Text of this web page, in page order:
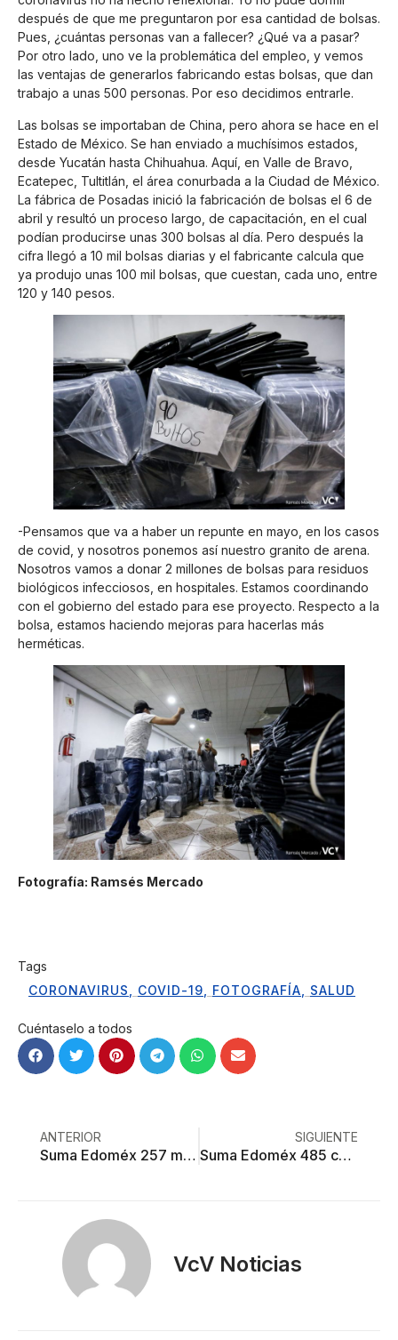
después de que me preguntaron por esa cantidad de bolsas.
Pues, ¿cuántas personas van a fallecer? ¿Qué va a pasar?
Por otro lado, uno ve la problemática del empleo, y vemos
las ventajas de generarlos fabricando estas bolsas, que dan
trabajo a unas 500 personas. Por eso decidimos entrarle.
Las bolsas se importaban de China, pero ahora se hace en el
Estado de México. Se han enviado a muchísimos estados,
desde Yucatán hasta Chihuahua. Aquí, en Valle de Bravo,
Ecatepec, Tultitlán, el área conurbada a la Ciudad de México.
La fábrica de Posadas inició la fabricación de bolsas el 6 de
abril y resultó un proceso largo, de capacitación, en el cual
podían producirse unas 300 bolsas al día. Pero después la
cifra llegó a 10 mil bolsas diarias y el fabricante calcula que
ya produjo unas 100 mil bolsas, que cuestan, cada uno, entre
120 y 140 pesos.
-Pensamos que va a haber un repunte en mayo, en los casos
de covid, y nosotros ponemos así nuestro granito de arena.
Nosotros vamos a donar 2 millones de bolsas para residuos
biológicos infecciosos, en hospitales. Estamos coordinando
con el gobierno del estado para ese proyecto. Respecto a la
bolsa, estamos haciendo mejoras para hacerlas más
herméticas.
Fotografía: Ramsés Mercado
Tags
CORONAVIRUS
COVID-19 FOTOGRAFÍA SALUD
Cuéntaselo a todos
ANTERIOR
Suma Edoméx 257 muertos por Covid-19
SIGUIENTE
Suma Edoméx 485 casos positivos de Covid-19 en 24 horas
VcV Noticias